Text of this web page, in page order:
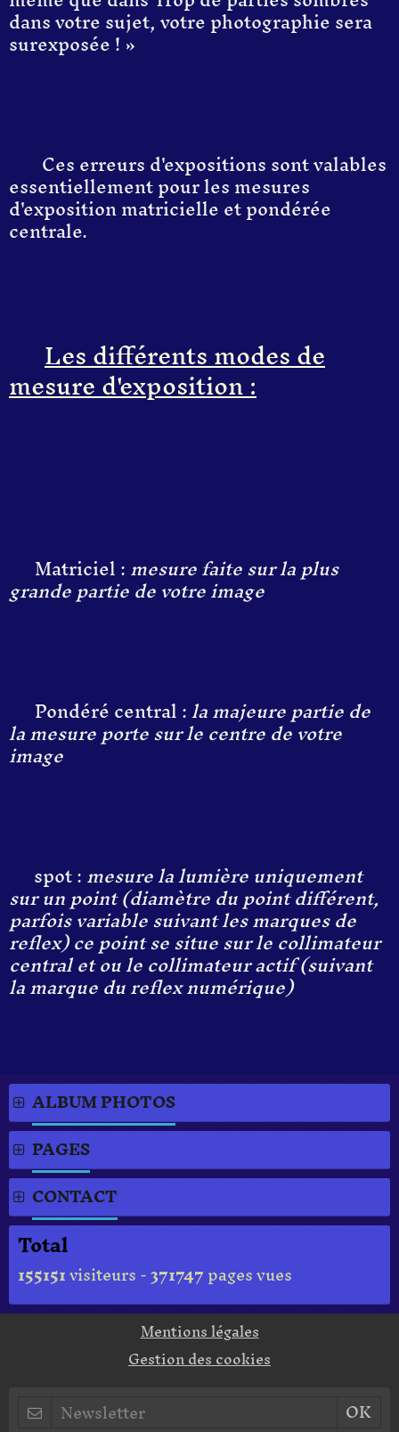
dans votre sujet, votre photographie sera
surexposée ! »
Ces erreurs d'expositions sont valables
essentiellement pour les mesures
d'exposition matricielle et pondérée
centrale.
Les différents modes de
mesure d'exposition :
Matriciel :mesure faite sur la plus
grande partie de votre image
Pondéré central :la majeure partie de
la mesure porte sur le centre de votre
image
spot :mesure la lumière uniquement
sur un point (diamètre du point différent,
parfois variable suivant les marquesde
reflex) ce pointse situe sur le collimateur
central et ou le collimateur actif (suivant
lamarquedureflex numérique)
ALBUM PHOTOS
PAGES
CONTACT
Total
155151visiteurs -371747pages vues
Mentions légales
Gestion des cookies